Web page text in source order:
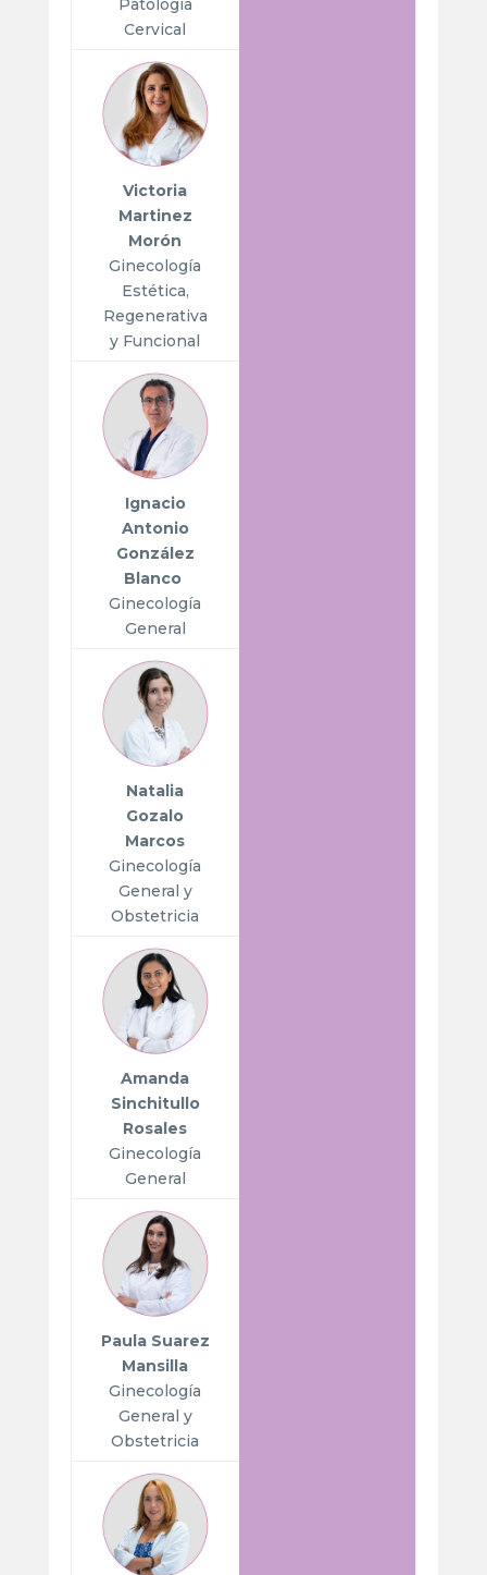
Patología
Cervical
Victoria
Martinez
Morón
Ginecología
Estética,
Regenerativa
y Funcional
Ignacio
Antonio
González
Blanco
Ginecología
General
Natalia
Gozalo
Marcos
Ginecología
General y
Obstetricia
Amanda
Sinchitullo
Rosales
Ginecología
General
Paula Suarez
Mansilla
Ginecología
General y
Obstetricia